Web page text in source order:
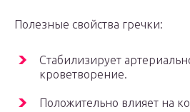
Полезные свойства гречки:
Стабилизирует
кроветворение.
Положительно влияет на